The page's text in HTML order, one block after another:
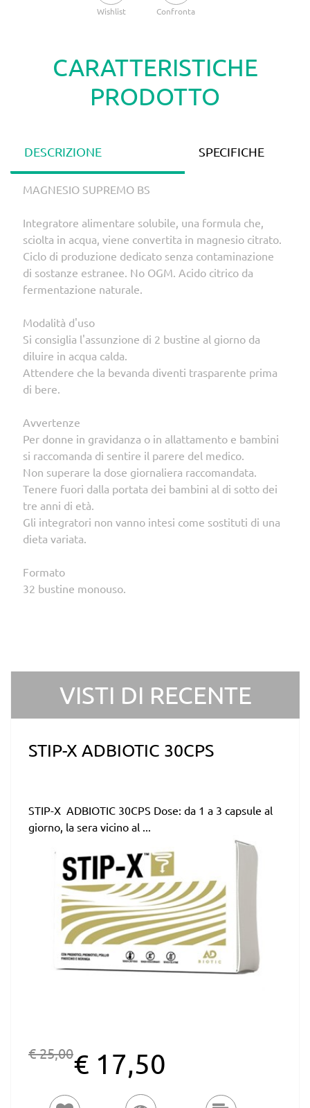
Wishlist Confronta
CARATTERISTICHE
PRODOTTO
DESCRIZIONE SPECIFICHE
MAGNESIO SUPREMO BS
Integratore alimentare solubile, una formula che,
sciolta in acqua, viene convertita in magnesio citrato.
Ciclo di produzione dedicato senza contaminazione
di sostanze estranee. No OGM. Acido citrico da
fermentazione naturale.
Modalità d'uso
Si consiglia l'assunzione di 2 bustine al giorno da
diluire in acqua calda.
Attendere che la bevanda diventi trasparente prima
di bere.
Avvertenze
Per donne in gravidanza o in allattamento e bambini
si raccomanda di sentire il parere del medico.
Non superare la dose giornaliera raccomandata.
Tenere fuori dalla portata dei bambini al di sotto dei
tre anni di età.
Gli integratori non vanno intesi come sostituti di una
dieta variata.
Formato
32 bustine monouso.
VISTI DI RECENTE
STIP-X ADBIOTIC 30CPS
STIP-X ADBIOTIC 30CPS Dose: da 1 a 3 capsule al
giorno, la sera vicino al ...
€ 25,00€ 17,50